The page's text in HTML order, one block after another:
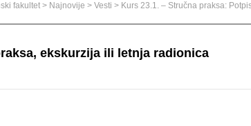
fakultet > Najnovije > Vesti > Kurs 23.1. – Stručna praksa:
ekskurzija ili letnja radionica